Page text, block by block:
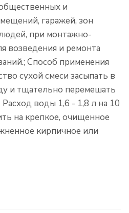
и
гаражей, зон
при монтажно-
возведения и ремонта
Способ применения
сухой смеси засыпать в
и тщательно перемешать
воды 1,6 - 1,8 л на 10
на крепкое, очищенное
кирпичное или